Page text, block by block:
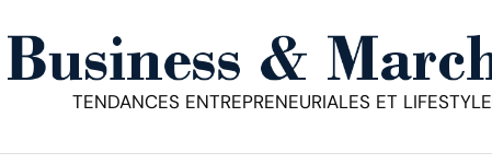
TENDANCES ENTREPRENEURIALES ET LIFESTYLE